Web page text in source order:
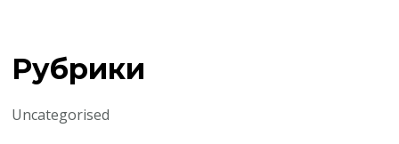
Рубрики
Uncategorised